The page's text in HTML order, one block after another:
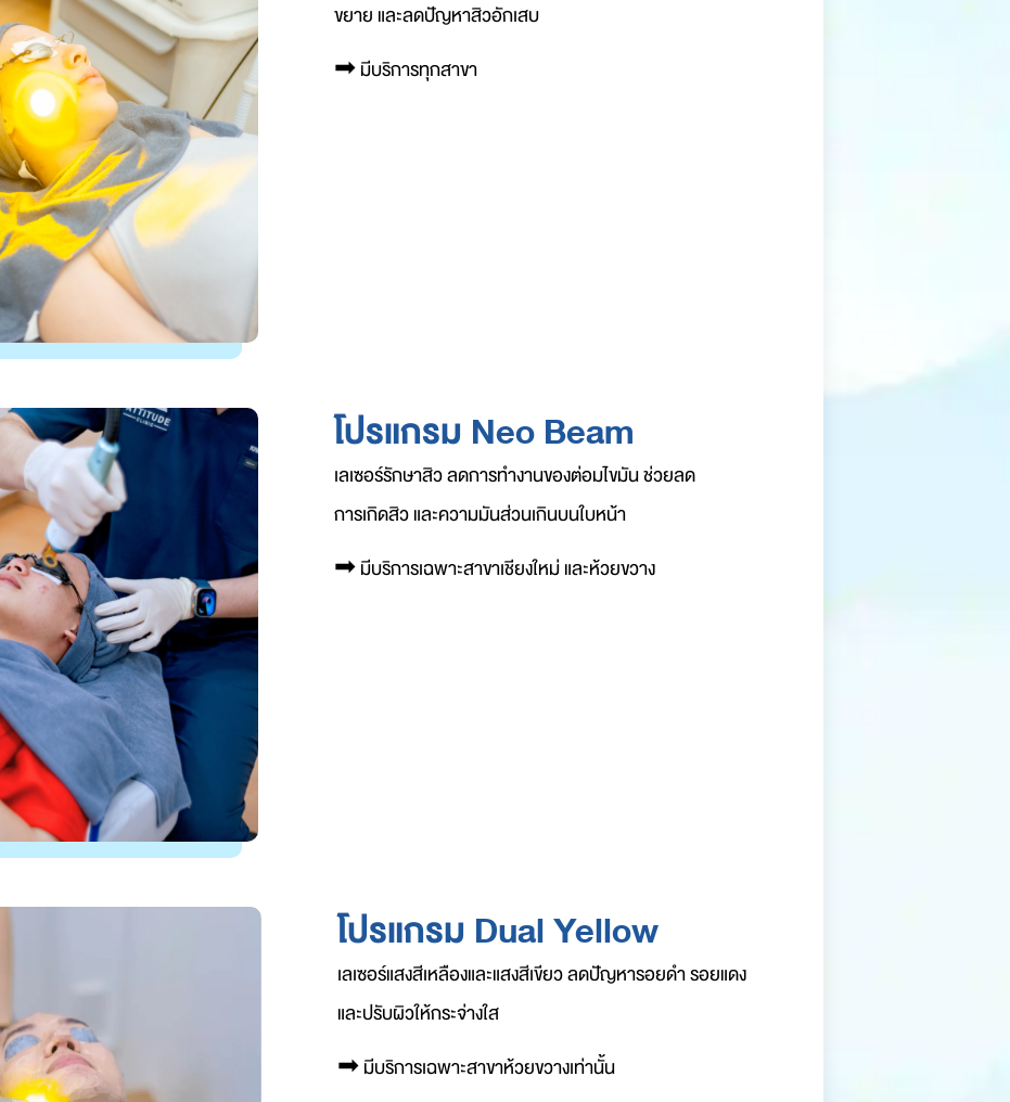
ขยาย และลดปัญหาสิวอักเสบ
➡︎มีบริการทุกสาขา
โปรแกรม Neo Beam
เลเซอร์รักษาสิว ลดการทำงานของต่อมไขมัน ช่วยลด
การเกิดสิว และความมันส่วนเกินบนใบหน้า
➡︎มีบริการเฉพาะสาขาเชียงใหม่ และห้วยขวาง
โปรแกรม Dual Yellow
เลเซอร์แสงสีเหลืองและแสงสีเขียว ลดปัญหารอยดำ รอยแดง
และปรับผิวให้กระจ่างใส
➡︎มีบริการเฉพาะสาขาห้วยขวางเท่านั้น